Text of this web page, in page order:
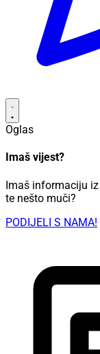
Oglas
Imaš vijest?
Imaš informaciju
te nešto muči?
PODIJELI S NAMA!